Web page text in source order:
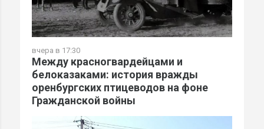
вчера в 17:30
Между красногвардейцами и
белоказаками: история вражды
оренбургских птицеводов на фоне
Гражданской войны